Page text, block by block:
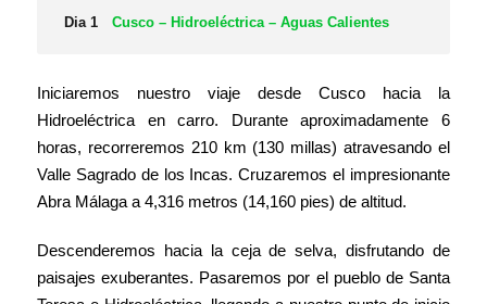
Dia 1 Cusco – Hidroeléctrica – Aguas Calientes
Iniciaremos nuestro viaje desde Cusco hacia la
Hidroeléctrica en carro. Durante aproximadamente 6
horas, recorreremos 210 km (130 millas) atravesando el
Valle Sagrado de los Incas. Cruzaremos el impresionante
Abra Málaga a 4,316 metros (14,160 pies) de altitud.
Descenderemos hacia la ceja de selva, disfrutando de
paisajes exuberantes. Pasaremos por el pueblo de Santa